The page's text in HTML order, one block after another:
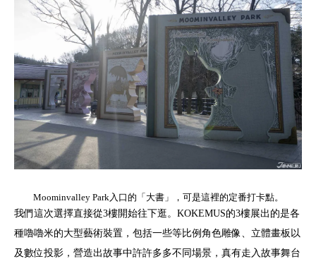
Moominvalley Park入口的「大書」，可是這裡的定番打卡點。
我們這次選擇直接從3樓開始往下逛。KOKEMUS的3樓展出的是各
種嚕嚕米的大型藝術裝置，包括一些等比例角色雕像、立體畫板以
及數位投影，營造出故事中許許多多不同場景，真有走入故事舞台